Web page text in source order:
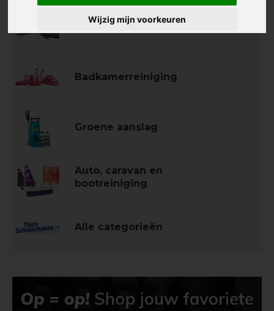
Wijzig mijn voorkeuren
Keukenreiniging
Badkamerreiniging
Groene aanslag
Auto, caravan en
bootreiniging
Alle categorieën